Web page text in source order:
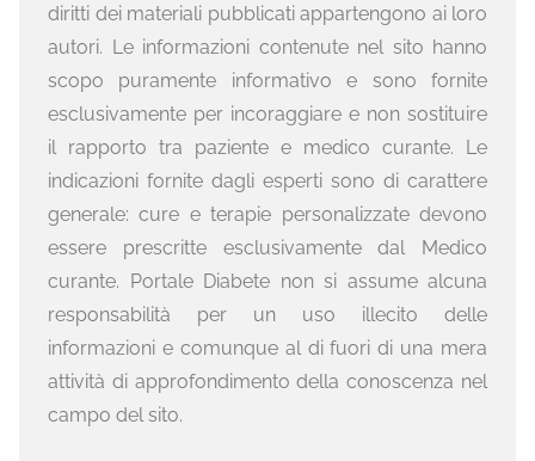
diritti dei materiali pubblicati appartengono ai loro
autori. Le informazioni contenute nel sito hanno
scopo puramente informativo e sono fornite
esclusivamente per incoraggiare e non sostituire
il rapporto tra paziente e medico curante. Le
indicazioni fornite dagli esperti sono di carattere
generale: cure e terapie personalizzate devono
essere prescritte esclusivamente dal Medico
curante. Portale Diabete non si assume alcuna
responsabilità per un uso illecito delle
informazioni e comunque al di fuori di una mera
attività di approfondimento della conoscenza nel
campo del sito.